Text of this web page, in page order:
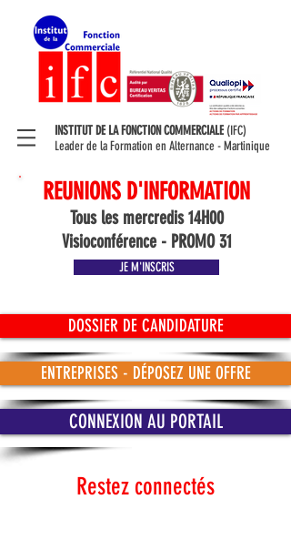
INSTITUT DE LA FONCTION COMMERCIALE (IFC)
Leader de la Formation en Alternance - Martinique
REUNIONS D'INFORMATION
Tous les mercredis 14H00
Visioconférence - PROMO 31
JE M'INSCRIS
DOSSIER DE CANDIDATURE
ENTREPRISES - DÉPOSEZ UNE OFFRE
CONNEXION AU PORTAIL
Restez connectés